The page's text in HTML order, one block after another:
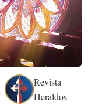
Revista
Heraldos